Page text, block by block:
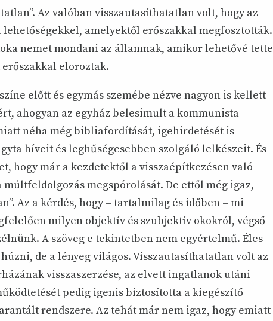
Az valóban visszautasíthatatlan volt, hogy az
amelyektől erőszakkal megfosztották.
nemet mondani az államnak, amikor lehetővé tette
eloroztak.
előtt és egymás szemébe nézve nagyon is kellett
ahogyan az egyház belesimult a kommunista
néha még bibliafordítását, igehirdetését is
híveit és leghűségesebben szolgáló lelkészeit. És
hogy már a kezdetektől a visszaépítkezésen való
megspórolását. De ettől még igaz,
Az a kérdés, hogy – tartalmilag és időben – mi
milyen objektív és szubjektív okokról, végső
A szöveg e tekintetben nem egyértelmű. Éles
de a lényeg világos. Visszautasíthatatlan volt az
visszaszerzése, az elvett ingatlanok utáni
pedig igenis biztosította a kiegészítő
rendszere. Az tehát már nem igaz, hogy emiatt